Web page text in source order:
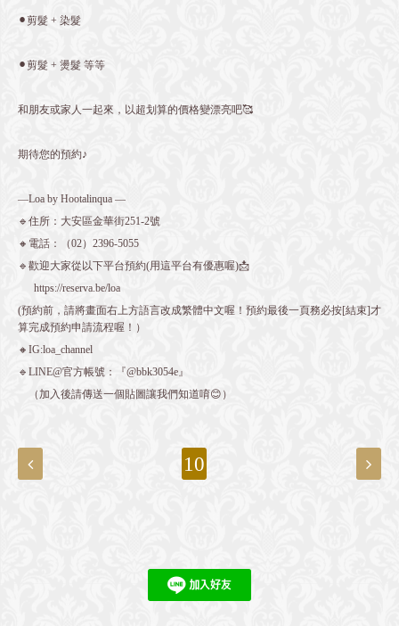
⚫︎剪髮 + 染髮
⚫︎剪髮 + 燙髮 等等
和朋友或家人一起來，以超划算的價格變漂亮吧🥰
期待您的預約♪
—Loa by Hootalinqua —
🔹住所：大安區金華街251-2號
🔸電話：（02）2396-5055
🔹歡迎大家從以下平台預約(用這平台有優惠喔)📩
https://reserva.be/loa
(預約前，請將畫面右上方語言改成繁體中文喔！預約最後一頁務必按[結束]才
算完成預約申請流程喔！）
🔸IG:loa_channel
🔹LINE@官方帳號：『@bbk3054e』
（加入後請傳送一個貼圖讓我們知道唷😊）
10